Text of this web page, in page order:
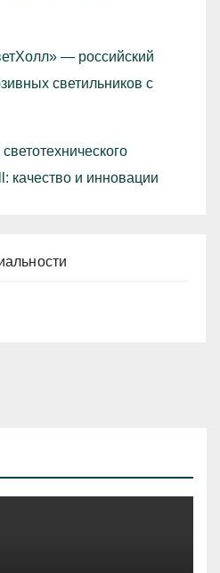
— российский
светильников с
качество и инновации